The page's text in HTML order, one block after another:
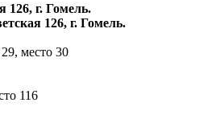
126, г. Гомель.
126, г. Гомель.
место 30
116